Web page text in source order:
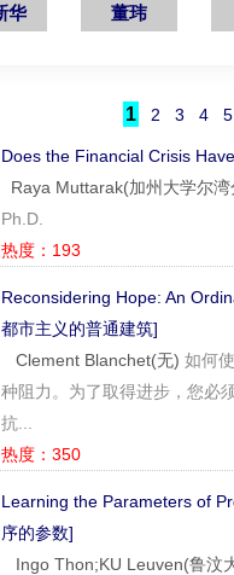
华 董玮
1 2 3 4 5
Does the Financial Crisis
Raya Muttarak(加州大学尔湾
Ph.D.
热度：193
Reconsidering Hope: An
都市主义的普通建筑]
Clement Blanchet(无) 如何
种阻力。为了取得进步，您必
抗...
热度：350
Learning the Parameters of
序的参数]
Ingo Thon;KU Leuven(鲁汶